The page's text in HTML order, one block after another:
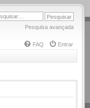
Pesquisa avançada
FAQ
Entrar